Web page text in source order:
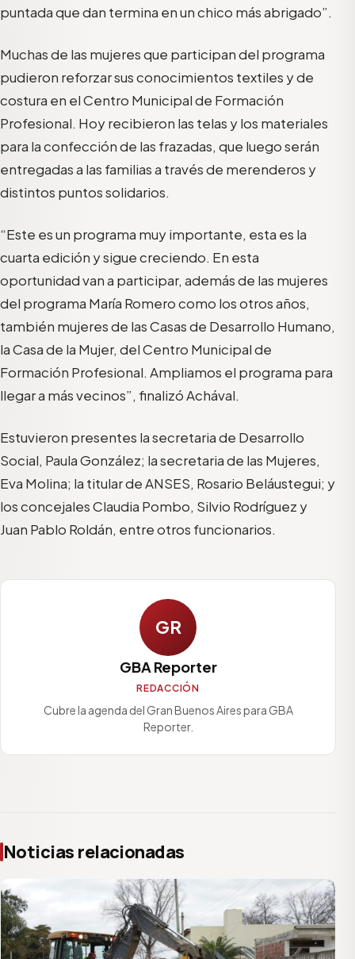
puntada que dan termina en un chico más abrigado”.
Muchas de las mujeres que participan del programa
pudieron reforzar sus conocimientos textiles y de
costura en el Centro Municipal de Formación
Profesional. Hoy recibieron las telas y los materiales
para la confección de las frazadas, que luego serán
entregadas a las familias a través de merenderos y
distintos puntos solidarios.
“Este es un programa muy importante, esta es la
cuarta edición y sigue creciendo. En esta
oportunidad van a participar, además de las mujeres
del programa María Romero como los otros años,
también mujeres de las Casas de Desarrollo Humano,
la Casa de la Mujer, del Centro Municipal de
Formación Profesional. Ampliamos el programa para
llegar a más vecinos”, finalizó Achával.
Estuvieron presentes la secretaria de Desarrollo
Social, Paula González; la secretaria de las Mujeres,
Eva Molina; la titular de ANSES, Rosario Beláustegui; y
los concejales Claudia Pombo, Silvio Rodríguez y
Juan Pablo Roldán, entre otros funcionarios.
GR
GBA Reporter
REDACCIÓN
Cubre la agenda del Gran Buenos Aires para GBA
Reporter.
Noticias relacionadas